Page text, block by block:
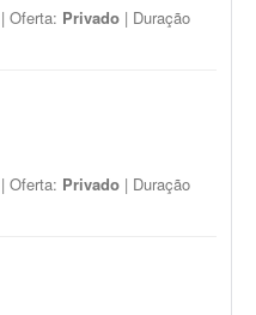
| Oferta: Privado | Duração
| Oferta: Privado | Duração